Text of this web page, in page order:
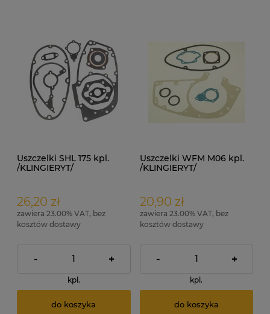
Uszczelki SHL 175 kpl.
/KLINGIERYT/
26,20 zł
zawiera 23.00% VAT, bez
kosztów dostawy
- +
kpl.
do koszyka
Uszczelki WFM M06 kpl.
/KLINGIERYT/
20,90 zł
zawiera 23.00% VAT, bez
kosztów dostawy
- +
kpl.
do koszyka